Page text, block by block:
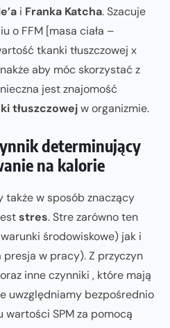
i Franka Katcha. Szacuje
o FFM [masa ciała –
tkanki tłuszczowej x
aby móc skorzystać z
jest znajomość
tłuszczowejw organizmie.
determinujący
na kalorie
także w sposób znaczący
stres. Stre zarówno ten
środowiskowe) jak i
presja w pracy). Z przyczyn
inne czynniki , które mają
uwzględniamy bezpośrednio
wartości SPM za pomocą